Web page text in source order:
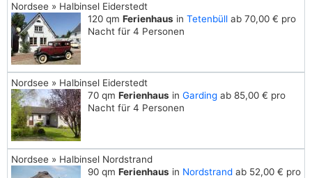
Nordsee » Halbinsel Eiderstedt
120 qm Ferienhaus in Tetenbüll ab 70,00 € pro
Nacht für 4 Personen
Nordsee » Halbinsel Eiderstedt
70 qm Ferienhaus in Garding ab 85,00 € pro
Nacht für 4 Personen
Nordsee » Halbinsel Nordstrand
90 qm Ferienhaus in Nordstrand ab 52,00 € pro